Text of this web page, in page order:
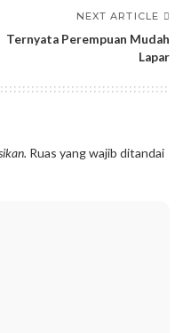
NEXT ARTICLE
Ternyata Perempuan Mudah
Lapar
Ruas yang wajib ditandai